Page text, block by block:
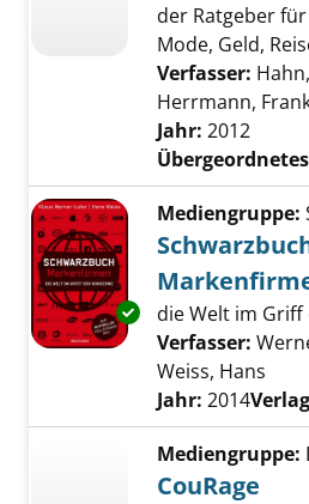
der Ratgeber
Mode, Geld,
Verfasser:
Herrmann,
Jahr: 2012
Exemplar-Details
Mediengruppe:
die Welt im
Verfasser:
Weiss, Hans
Jahr: 2014
Mediengruppe:
CouRage